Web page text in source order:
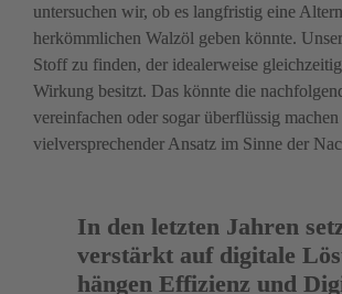
untersuchen wir, ob es langfristig eine
herkömmlichen Walzöl geben könnte.
Stoff zu finden, der idealerweise
Wirkung besitzt. Das könnte die
vereinfachen oder sogar überflüssig
viel­versprechen­der Ansatz im Sinne der
In den letzten Jahren
verstärkt auf digitale
hängen Effizienz und